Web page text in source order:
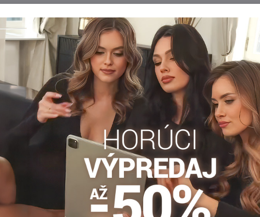
Dámske vzorované pančuchy
GRACE R01 60DEN Marilyn
Dámske vzorované pančuchy GRACE R01
60DEN Marilyn
Dámske vzorované pančuchy
GRACE T03 60DEN Marilyn
Dámske vzorované pančuchy GRACE T03
DEN Marilyn